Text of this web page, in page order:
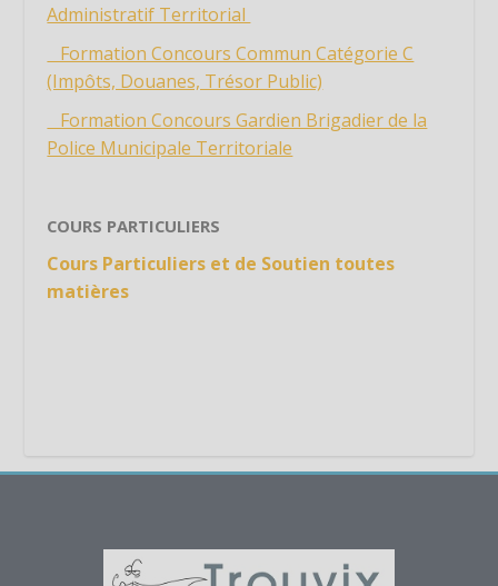
Étiquette
Étiquette
Étiquette
Étiquette
Étiquette
Étiquette
Étiquette
Étiquette
Étiquette
Administratif Territorial
Formation Concours Commun Catégorie C
(Impôts, Douanes, Trésor Public)
Formation Concours Gardien Brigadier de la
Police Municipale Territoriale
COURS PARTICULIERS
Cours Particuliers et de Soutien toutes
matières